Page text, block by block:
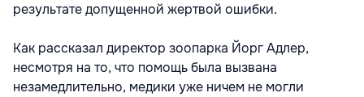
результате допущенной жертвой ошибки.
Как рассказал директор зоопарка Йорг Адлер,
несмотря на то, что помощь была вызвана
незамедлительно, медики уже ничем не могли